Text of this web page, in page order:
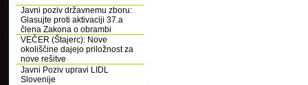
Javni poziv državnemu zboru:
Glasujte proti aktivaciji 37.a
člena Zakona o obrambi
VEČER (Štajerc): Nove
okoliščine dajejo priložnost za
nove rešitve
Javni Poziv upravi LIDL
Slovenije